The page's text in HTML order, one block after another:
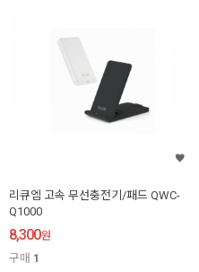
리큐엠 고속 무선충전기/패드 QWC-
Q1000
8,300원
구매 1